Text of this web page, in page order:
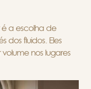
a escolha de
dos fluidos. Eles
nos lugares